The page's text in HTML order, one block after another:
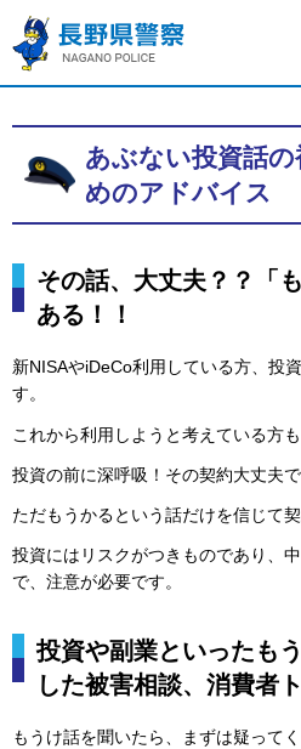
長野県警察
あぶない投資話
めのアドバイス
その話、大丈夫？？「
ある！！
新NISAやiDeCo利用している方、投
す。
これから利用しようと考えている方
投資の前に深呼吸！その契約大丈夫
ただもうかるという話だけを信じて
投資にはリスクがつきものであり、
で、注意が必要です。
投資や副業といったも
した被害相談、消費者
もうけ話を聞いたら、まずは疑ってく